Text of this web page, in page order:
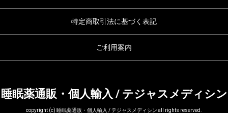
特定商取引法に基づく表記
ご利用案内
睡眠薬通販・個人輸入 / テジャスメディシン
copyright (c) 睡眠薬通販・個人輸入 / テジャスメディシン all rights reserved.